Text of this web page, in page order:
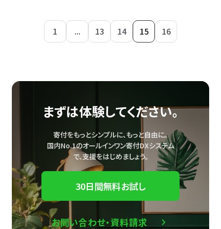
1 ... 13 14 15 16
まずは体験してください。
寄付をもっとシンプルに、もっと自由に。
国内No.1のオールインワン寄付DXシステム
で、支援をはじめましょう。
30日間無料お試し
お問い合わせ・資料請求